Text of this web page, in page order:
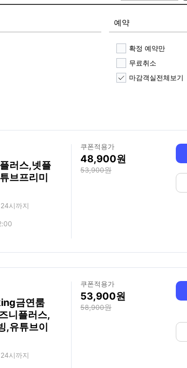
예약
확정 예약만
무료취소
마감객실전체보기
러스,넷플
브프리미
시까지
쿠폰적용가
48,900
53,900
금연룸
니플러스,
,유튜브이
시까지
쿠폰적용가
53,900
58,900